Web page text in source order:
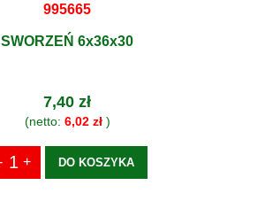
995665
SWORZEŃ 6x36x30
7,40 zł
(netto: 6,02 zł)
DO KOSZYKA